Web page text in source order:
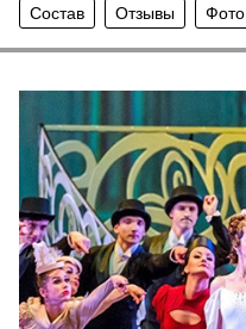
Состав Отзывы Фото